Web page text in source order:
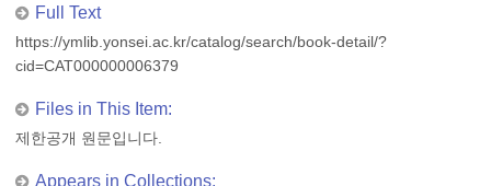
Full Text
https://ymlib.yonsei.ac.kr/catalog/search/book-detail/?
cid=CAT000000006379
Files in This Item:
제한공개 원문입니다.
Appears in Collections: